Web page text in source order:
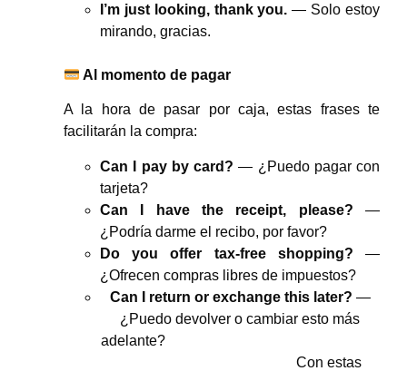
I’m just looking, thank you. — Solo estoy
mirando, gracias.
Al momento de pagar
A la hora de pasar por caja, estas frases te
facilitarán la compra:
Can I pay by card? — ¿Puedo pagar con
tarjeta?
Can I have the receipt, please? —
¿Podría darme el recibo, por favor?
Do you offer tax-free shopping? —
¿Ofrecen compras libres de impuestos?
Can I return or exchange this later? —
¿Puedo devolver o cambiar esto más
adelante?
Con estas